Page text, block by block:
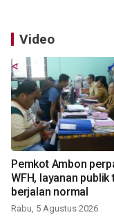
Video
Pemkot Ambon
WFH, layanan publik
berjalan normal
Rabu, 5 Agustus 2026